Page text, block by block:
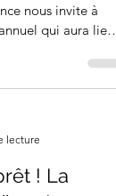
invite à
qui aura lieu
lecture
! La